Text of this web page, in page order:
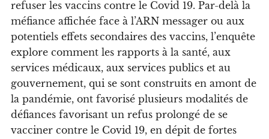
refuser les vaccins contre le Covid 19. Par-delà la
méfiance affichée face à l’ARN messager ou aux
potentiels effets secondaires des vaccins, l’enquête
explore comment les rapports à la santé, aux
services médicaux, aux services publics et au
gouvernement, qui se sont construits en amont de
la pandémie, ont favorisé plusieurs modalités de
défiances favorisant un refus prolongé de se
vacciner contre le Covid 19, en dépit de fortes